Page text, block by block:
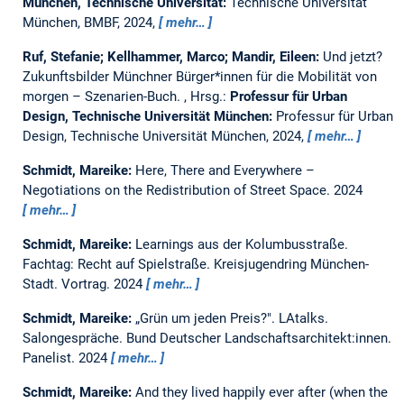
München, BMBF, 2024,
mehr…
Ruf, Stefanie; Kellhammer, Marco; Mandir, Eileen: Und jetzt?
Zukunftsbilder Münchner Bürger*innen für die Mobilität von
morgen – Szenarien-Buch. , Hrsg.: Professur für Urban
Design, Technische Universität München: Professur für Urban
Design, Technische Universität München, 2024,
mehr…
Schmidt, Mareike: Here, There and Everywhere –
Negotiations on the Redistribution of Street Space. 2024
mehr…
Schmidt, Mareike: Learnings aus der Kolumbusstraße.
Fachtag: Recht auf Spielstraße. Kreisjugendring München-
Stadt. Vortrag. 2024 mehr…
Schmidt, Mareike: „Grün um jeden Preis?". LAtalks.
Salongespräche. Bund Deutscher Landschaftsarchitekt:innen.
Panelist. 2024 mehr…
Schmidt, Mareike: And they lived happily ever after (when the